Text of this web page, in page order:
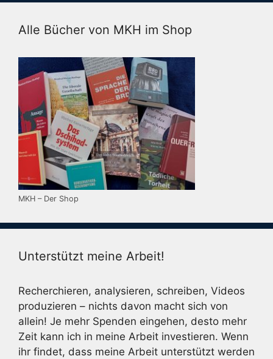
Alle Bücher von MKH im Shop
MKH – Der Shop
Unterstützt meine Arbeit!
Recherchieren, analysieren, schreiben, Videos
produzieren – nichts davon macht sich von
allein! Je mehr Spenden eingehen, desto mehr
Zeit kann ich in meine Arbeit investieren. Wenn
ihr findet, dass meine Arbeit unterstützt werden